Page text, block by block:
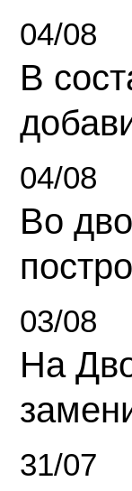
04/08
В
04/08
Во
03/08
На
31/07